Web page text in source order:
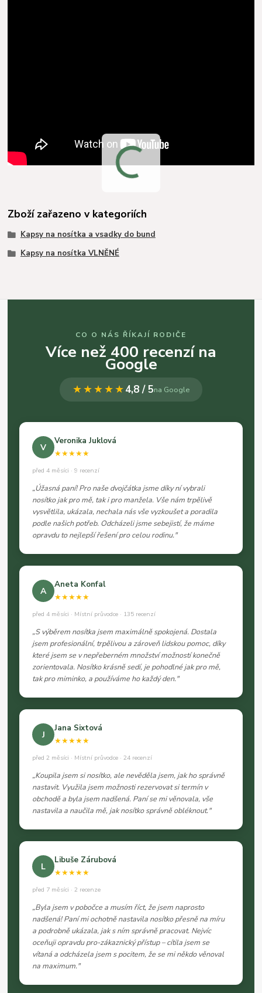
Zboží zařazeno v kategoriích
Kapsy na nosítka a vsadky do bund
Kapsy na nosítka VLNĚNÉ
CO O NÁS ŘÍKAJÍ RODIČE
Více než 400 recenzí na
Google
★★★★★4,8 / 5na Google
V
Veronika Juklová
★★★★★
před 4 měsíci · 9 recenzí
„Úžasná paní! Pro naše dvojčátka jsme díky ní vybrali
nosítko jak pro mě, tak i pro manžela. Vše nám trpělivě
vysvětlila, ukázala, nechala nás vše vyzkoušet a poradila
podle našich potřeb. Odcházeli jsme sebejistí, že máme
opravdu to nejlepší řešení pro celou rodinu."
A
Aneta Konfal
★★★★★
před 4 měsíci · Místní průvodce · 135 recenzí
„S výběrem nosítka jsem maximálně spokojená. Dostala
jsem profesionální, trpělivou a zároveň lidskou pomoc, díky
které jsem se v nepřeberném množství možností konečně
zorientovala. Nosítko krásně sedí, je pohodlné jak pro mě,
tak pro miminko, a používáme ho každý den."
J
Jana Sixtová
★★★★★
před 2 měsíci · Místní průvodce · 24 recenzí
„Koupila jsem si nosítko, ale nevěděla jsem, jak ho správně
nastavit. Využila jsem možnosti rezervovat si termín v
obchodě a byla jsem nadšená. Paní se mi věnovala, vše
nastavila a naučila mě, jak nosítko správně obléknout."
L
Libuše Zárubová
★★★★★
před 7 měsíci · 2 recenze
„Byla jsem v pobočce a musím říct, že jsem naprosto
nadšená! Paní mi ochotně nastavila nosítko přesně na míru
a podrobně ukázala, jak s ním správně pracovat. Nejvíc
oceňuji opravdu pro-zákaznický přístup – cítila jsem se
vítaná a odcházela jsem s pocitem, že se mi někdo věnoval
na maximum."